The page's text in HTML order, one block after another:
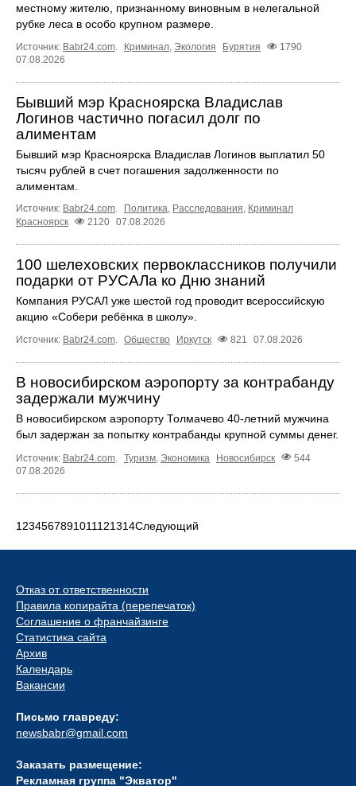
местному жителю, признанному виновным в нелегальной
рубке леса в особо крупном размере.
Источник: Babr24.com. Криминал, Экология Бурятия
1790
07.08.2026
Бывший мэр Красноярска Владислав
Логинов частично погасил долг по
алиментам
Бывший мэр Красноярска Владислав Логинов выплатил 50
тысяч рублей в счет погашения задолженности по
алиментам.
Источник: Babr24.com. Политика, Расследования, Криминал
Красноярск
2120 07.08.2026
100 шелеховских первоклассников получили
подарки от РУСАЛа ко Дню знаний
Компания РУСАЛ уже шестой год проводит всероссийскую
акцию «Собери ребёнка в школу».
Источник: Babr24.com. Общество Иркутск 821 07.08.2026
В новосибирском аэропорту за контрабанду
задержали мужчину
В новосибирском аэропорту Толмачево 40-летний мужчина
был задержан за попытку контрабанды крупной суммы денег.
Источник: Babr24.com Туризм Экономика Новосибирск
544
07.08.2026
1 234567891011121314Следующий
Отказ от ответственности
Правила копирайта (перепечаток)
Соглашение о франчайзинге
Статистика сайта
Архив
Календарь
Вакансии
Письмо главреду:
newsbabr@gmail.com
Заказать размещение:
Рекламная группа "Экватор"